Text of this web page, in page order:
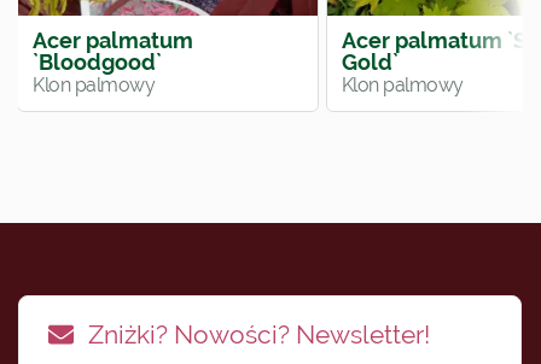
Acer palmatum
`Bloodgood`
Klon palmowy
Acer palmatum
Gold`
Klon palmowy
Zniżki? Nowości? Newsletter!